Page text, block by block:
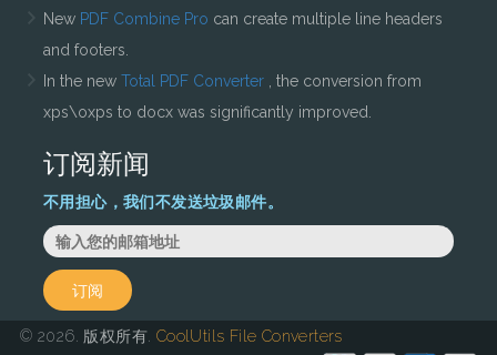
New PDF Combine Pro can create multiple line headers
and footers.
In the new Total PDF Converter
, the conversion from
xps\oxps to docx was significantly improved.
订阅新闻
不用担心，我们不发送垃圾邮件。
订阅
© 2026. 版权所有. CoolUtils File Converters